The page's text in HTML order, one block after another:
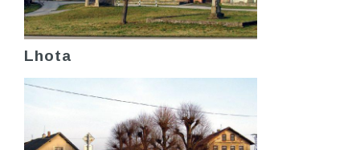
Lhota